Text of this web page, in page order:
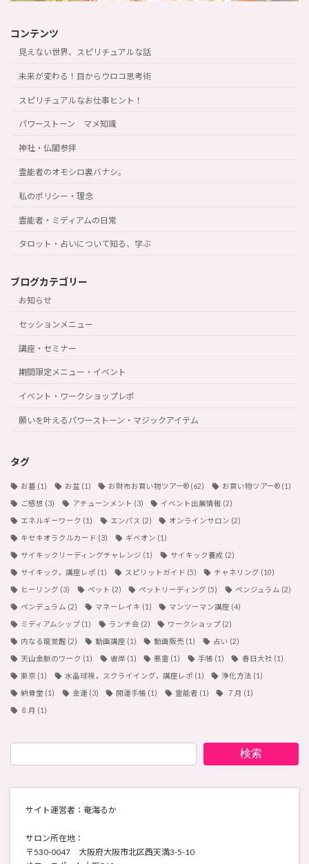
コンテンツ
見えない世界、スピリチュアルな話
未来が変わる！目からウロコ思考術
スピリチュアルなお仕事ヒント！
パワーストーン マメ知識
神社・仏閣参拝
霊能者のオモシロ裏バナシ。
私のポリシー・理念
霊能者・ミディアムの日常
タロット・占いについて知る、学ぶ
ブログカテゴリー
お知らせ
セッションメニュー
講座・セミナー
期間限定メニュー・イベント
イベント・ワークショップレポ
願いを叶えるパワーストーン・マジックアイテム
タグ
お墓 (1) お盆 (1) お財布お買い物ツアー®︎ (62) お買い物ツアー®︎(1)
ご感想 (3) アチューンメント (3) イベント出展情報 (2)
エネルギーワーク (1) エンパス (2) オンラインサロン (2)
キセキオラクルカード (3) ギベオン (1)
サイキックリーディングチャレンジ (1) サイキック養成 (2)
サイキック，講座レポ (1) スピリットガイド (5) チャネリング (10)
ヒーリング (3) ペット (2) ペットリーディング (5) ペンジュラム (2)
ペンデュラム (2) マネーレイキ (1) マンツーマン講座 (4)
ミディアムシップ (1) ランチ会 (2) ワークショップ (2)
内なる龍覚醒 (2) 動画講座 (1) 動画販売 (1) 占い (2)
天山金脈のワーク (1) 彼岸 (1) 悪霊 (1) 手帳 (1) 春日大社 (1)
東京 (1) 水晶球視，スクライイング，講座レポ (1) 浄化方法 (1)
納骨堂 (1) 金運 (3) 開運手帳 (1) 霊能者 (1) ７月 (1)
８月 (1)
検索
サイト運営者：奄海るか
サロン所在地：
〒530-0047 大阪府大阪市北区西天満3-5-10